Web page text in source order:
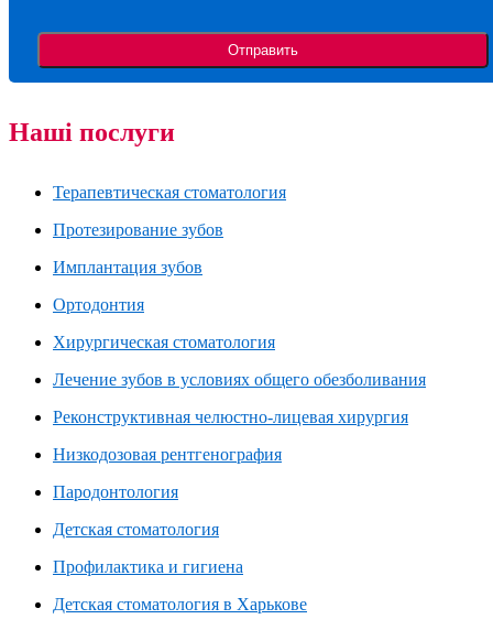
Наші послуги
Терапевтическая стоматология
Протезирование зубов
Имплантация зубов
Ортодонтия
Хирургическая стоматология
Лечение зубов в условиях общего обезболивания
Реконструктивная челюстно-лицевая хирургия
Низкодозовая рентгенография
Пародонтология
Детская стоматология
Профилактика и гигиена
Детская стоматология в Харькове